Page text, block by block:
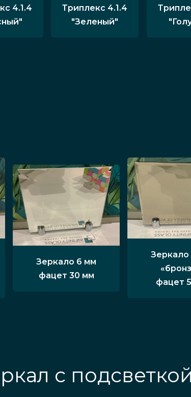
4.1.4
Триплекс 4.1.4
"Зеленый"
Зеркало 6 мм
фацет 30 мм
Зеркало
фацет
с подсветкой